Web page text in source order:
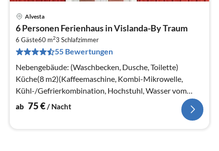
Alvesta
6 Personen Ferienhaus in Vislanda-By Traum
6 Gäste60 m23 Schlafzimmer
55 Bewertungen
Nebengebäude: (Waschbecken, Dusche, Toilette)
Küche(8 m2)(Kaffeemaschine, Kombi-Mikrowelle,
Kühl-/Gefrierkombination, Hochstuhl, Wasser vom
Brunnen, elektrische Kochplatten)
ab 75€/ Nacht